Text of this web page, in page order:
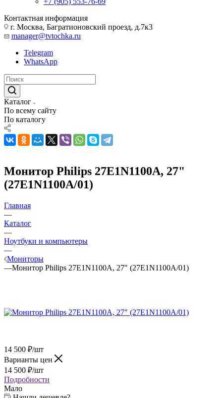
Контактная информация
г. Москва, Багратионовский проезд, д.7к3
manager@tvtochka.ru
Telegram
WhatsApp
Каталог
По всему сайту
По каталогу
Монитор Philips 27E1N1100A, 27"
(27E1N1100A/01)
Главная
—
Каталог
—
Ноутбуки и компьютеры
—
Мониторы
—Монитор Philips 27E1N1100A, 27" (27E1N1100A/01)
14 500 ₽/шт
Варианты цен
14 500 ₽/шт
Подробности
Мало